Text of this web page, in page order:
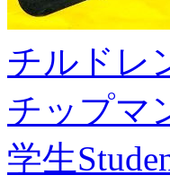
チルドレ
チップマ
学生